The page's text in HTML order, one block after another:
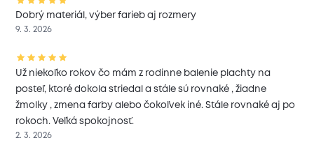
Dobrý materiál, výber farieb aj rozmery
9. 3. 2026
Už niekoľko rokov čo mám z rodinne balenie plachty na
posteľ, ktoré dokola striedal a stále sú rovnaké , žiadne
žmolky , zmena farby alebo čokoľvek iné. Stále rovnaké aj po
rokoch. Veľká spokojnosť.
2. 3. 2026